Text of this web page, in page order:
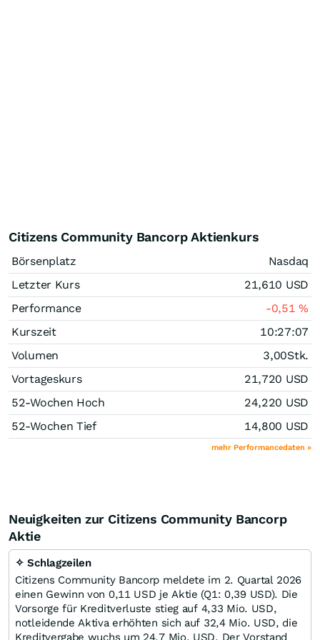
Citizens Community Bancorp Aktienkurs
Börsenplatz
Nasdaq
Letzter Kurs
21,610 USD
Performance
-0,51%
Kurszeit
10:27:07
Volumen
3,00Stk.
Vortageskurs
21,720 USD
52-Wochen Hoch
24,220 USD
52-Wochen Tief
14,800 USD
mehr Performancedaten »
Neuigkeiten zur Citizens Community Bancorp
Aktie
✧ Schlagzeilen
Citizens Community Bancorp meldete im 2. Quartal 2026
einen Gewinn von 0,11 USD je Aktie (Q1: 0,39 USD). Die
Vorsorge für Kreditverluste stieg auf 4,33 Mio. USD,
notleidende Aktiva erhöhten sich auf 32,4 Mio. USD, die
Kreditvergabe wuchs um 24,7 Mio. USD. Der Vorstand